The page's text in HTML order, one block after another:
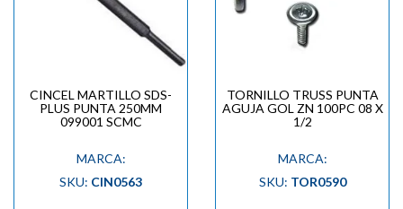
CINCEL MARTILLO SDS-
PLUS PUNTA 250MM
099001 SCMC
MARCA:
SKU: CIN0563
TORNILLO TRUSS PUNTA
AGUJA GOL ZN 100PC 08 X
1/2
MARCA:
SKU: TOR0590